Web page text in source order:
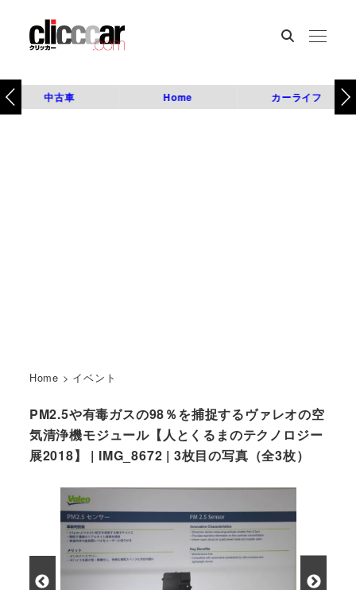
中古車 Home カーライフ
Home > イベント
PM2.5や有毒ガスの98％を捕捉するヴァレオの空
気清浄機モジュール【人とくるまのテクノロジー
展2018】 | IMG_8672 | 3枚目の写真（全3枚）